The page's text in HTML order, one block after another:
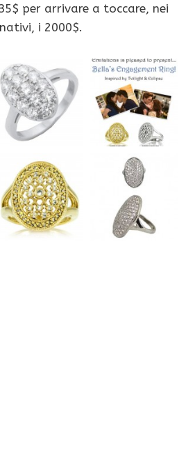
per arrivare a toccare, nei
i 2000$.